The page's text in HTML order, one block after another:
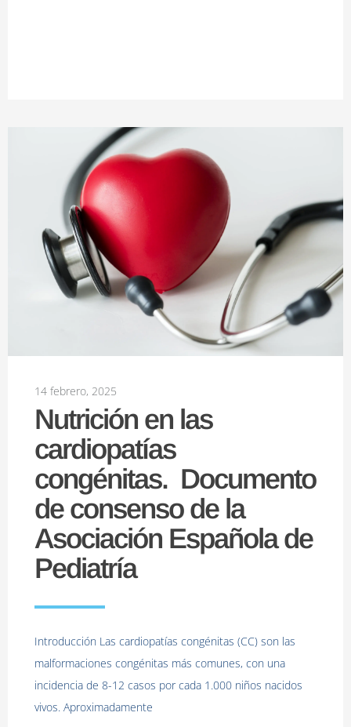
14 febrero, 2025
Nutrición en las
cardiopatías
congénitas. Documento
de consenso de la
Asociación Española de
Pediatría
Introducción Las cardiopatías congénitas (CC) son las
malformaciones congénitas más comunes, con una
incidencia de 8-12 casos por cada 1.000 niños nacidos
vivos. Aproximadamente